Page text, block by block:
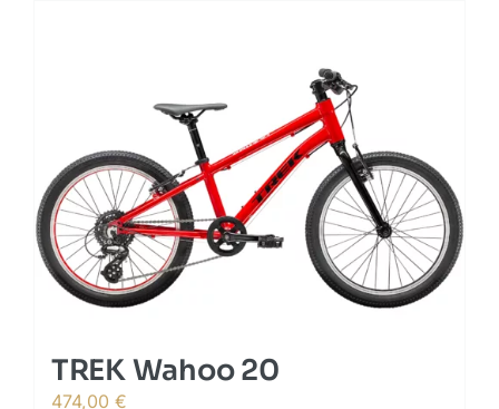
TREK Wahoo 20
474,00 €